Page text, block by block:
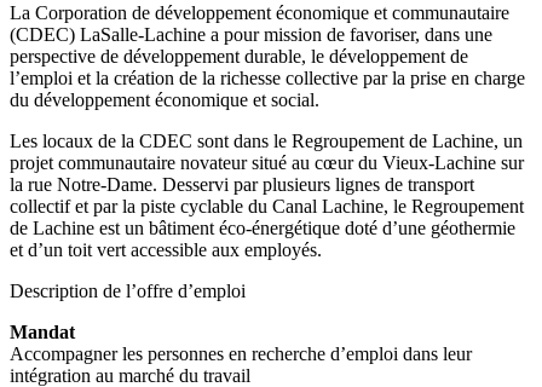
La Corporation de développement économique et communautaire
(CDEC) LaSalle-Lachine a pour mission de favoriser, dans une
perspective de développement durable, le développement de
l’emploi et la création de la richesse collective par la prise en charge
du développement économique et social.
Les locaux de la CDEC sont dans le Regroupement de Lachine, un
projet communautaire novateur situé au cœur du Vieux-Lachine sur
la rue Notre-Dame. Desservi par plusieurs lignes de transport
collectif et par la piste cyclable du Canal Lachine, le Regroupement
de Lachine est un bâtiment éco-énergétique doté d’une géothermie
et d’un toit vert accessible aux employés.
Description de l’offre d’emploi
Mandat
Accompagner les personnes en recherche d’emploi dans leur
intégration au marché du travail